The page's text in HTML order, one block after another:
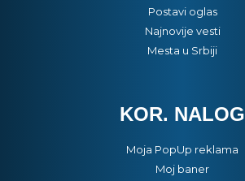
Postavi oglas
Najnovije vesti
Mesta u Srbiji
KOR. NALOG
Moja PopUp reklama
Moj baner